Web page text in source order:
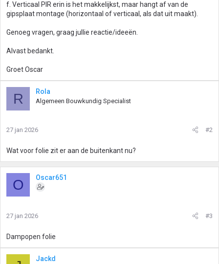
f. Verticaal PIR erin is het makkelijkst, maar hangt af van de
gipsplaat montage (horizontaal of verticaal, als dat uit maakt).
Genoeg vragen, graag jullie reactie/ideeën.
Alvast bedankt.
Groet Oscar
R Rola
Algemeen Bouwkundig Specialist
27 jan 2026 #2
Wat voor folie zit er aan de buitenkant nu?
O Oscar651
27 jan 2026 #3
Dampopen folie
Jackd